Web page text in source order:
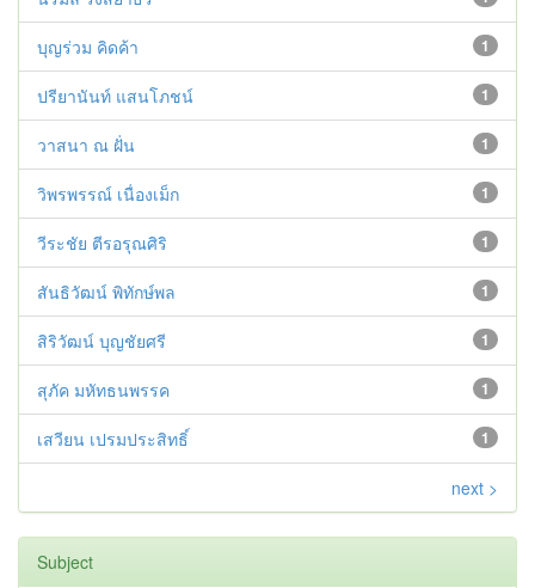
1
บุญร่วม คิดค้า
1
ปรียานันท์ แสนโภชน์
1
วาสนา ณ ฝั่น
1
วิพรพรรณ์ เนื่องเม็ก
1
วีระชัย ตีรอรุณศิริ
1
สันธิวัฒน์ พิทักษ์พล
1
สิริวัฒน์ บุญชัยศรี
1
สุภัค มหัทธนพรรค
1
เสวียน เปรมประสิทธิ์
next >
Subject